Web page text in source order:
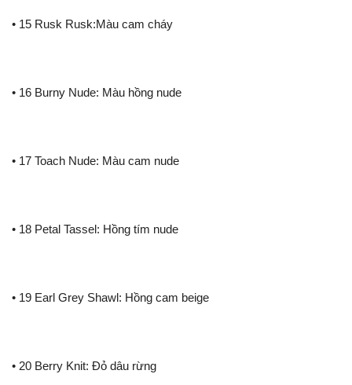
• 15 Rusk Rusk:Màu cam cháy
• 16 Burny Nude: Màu hồng nude
• 17 Toach Nude: Màu cam nude
• 18 Petal Tassel: Hồng tím nude
• 19 Earl Grey Shawl: Hồng cam beige
• 20 Berry Knit: Đỏ dâu rừng